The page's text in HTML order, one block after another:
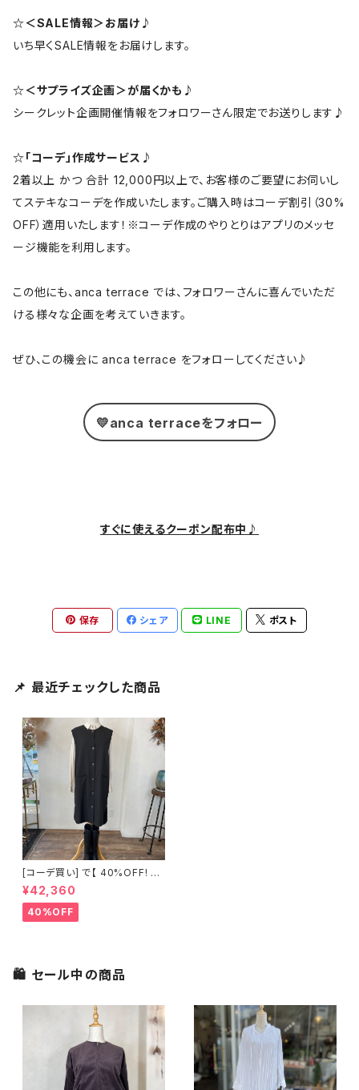
☆＜SALE情報＞お届け♪
いち早くSALE情報をお届けします。
☆＜サプライズ企画＞が届くかも♪
シークレット企画開催情報をフォロワーさん限定でお送りします♪
☆「コーデ」作成サービス♪
2着以上 かつ 合計 12,000円以上で、お客様のご要望にお伺いし
てステキなコーデを作成いたします。ご購入時はコーデ割引（30%
OFF）適用いたします！※コーデ作成のやりとりはアプリのメッセ
ージ機能を利用します。
この他にも、anca terrace では、フォロワーさんに喜んでいただ
ける様々な企画を考えていきます。
ぜひ、この機会に anca terrace をフォローしてください♪
💛anca terraceをフォロー
すぐに使えるクーポン配布中♪
保存 シェア LINE ポスト
📌 最近チェックした商品
[コーデ買い] で【 40%OFF! 】2
点 Yes Zee ポケット アイボリ
ー ブラウス + Société Anony
me ブラック ベスト
¥42,360
40%OFF
🛍 セール中の商品